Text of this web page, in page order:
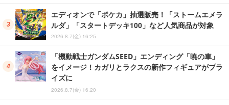
エディオンで「ポケカ」抽選販売！「ストームエメラ
ルダ」「スタートデッキ100」など人気商品が対象
2026.8.7(金) 16:25
「機動戦士ガンダムSEED」エンディング「暁の車」
をイメージ！カガリとラクスの新作フィギュアがプラ
イズに
2026.8.7(金) 16:20